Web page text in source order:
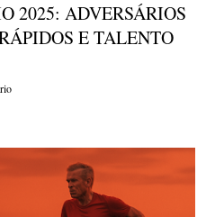
2025: ADVERSÁRIOS
E TALENTO